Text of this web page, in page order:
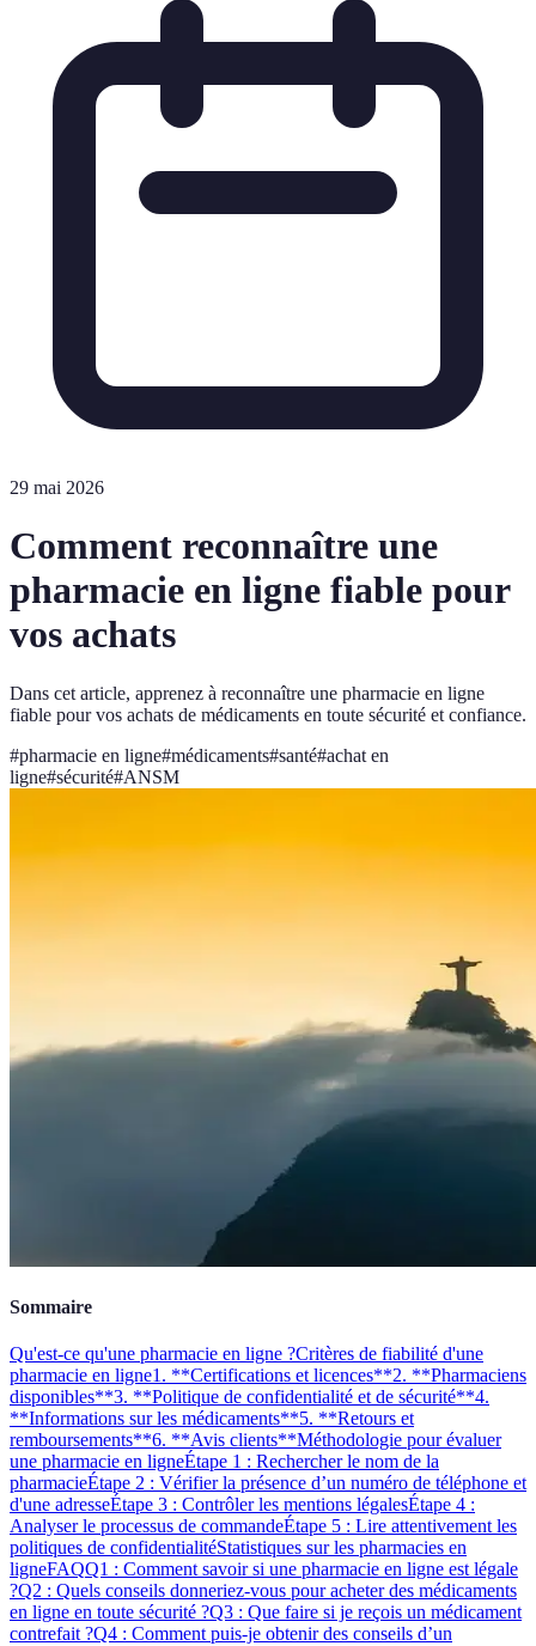
29 mai 2026
Comment reconnaître une
pharmacie en ligne fiable pour
vos achats
Dans cet article, apprenez à reconnaître une pharmacie en ligne
fiable pour vos achats de médicaments en toute sécurité et confiance.
#pharmacie en ligne#médicaments#santé#achat en
ligne#sécurité#ANSM
Sommaire
Qu'est-ce qu'une pharmacie en ligne ?Critères de fiabilité d'une
pharmacie en ligne1. **Certifications et licences**2. **Pharmaciens
disponibles**3. **Politique de confidentialité et de sécurité**4.
**Informations sur les médicaments**5. **Retours et
remboursements**6. **Avis clients**Méthodologie pour évaluer
une pharmacie en ligneÉtape 1 : Rechercher le nom de la
pharmacieÉtape 2 : Vérifier la présence d’un numéro de téléphone et
d'une adresseÉtape 3 : Contrôler les mentions légalesÉtape 4 :
Analyser le processus de commandeÉtape 5 : Lire attentivement les
politiques de confidentialitéStatistiques sur les pharmacies en
ligneFAQQ1 : Comment savoir si une pharmacie en ligne est légale
?Q2 : Quels conseils donneriez-vous pour acheter des médicaments
en ligne en toute sécurité ?Q3 : Que faire si je reçois un médicament
contrefait ?Q4 : Comment puis-je obtenir des conseils d’un